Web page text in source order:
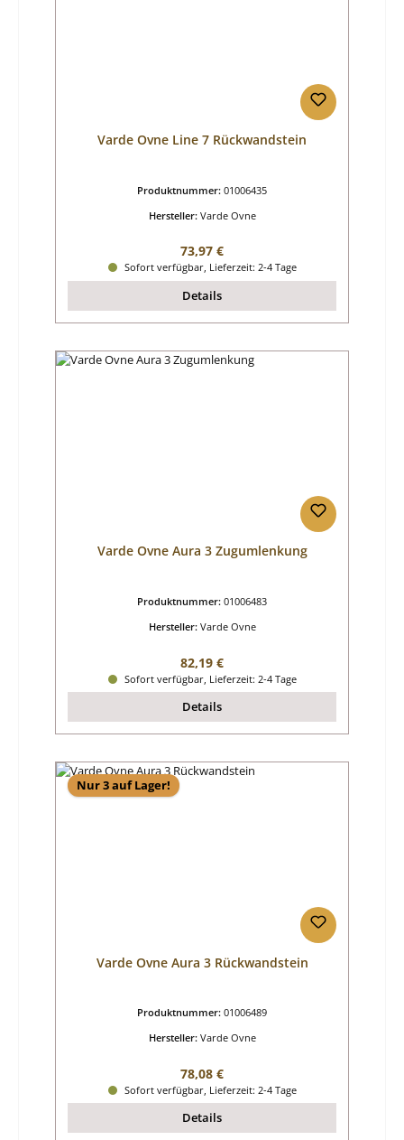
Varde Ovne Line 7 Rückwandstein
Produktnummer: 01006435
Hersteller: Varde Ovne
Regulärer Preis:
73,97 €
Sofort verfügbar, Lieferzeit: 2-4 Tage
Details
Varde Ovne Aura 3 Zugumlenkung
Produktnummer: 01006483
Hersteller: Varde Ovne
Regulärer Preis:
82,19 €
Sofort verfügbar, Lieferzeit: 2-4 Tage
Details
Nur 3 auf Lager!
Varde Ovne Aura 3 Rückwandstein
Produktnummer: 01006489
Hersteller: Varde Ovne
Regulärer Preis:
78,08 €
Sofort verfügbar, Lieferzeit: 2-4 Tage
Details